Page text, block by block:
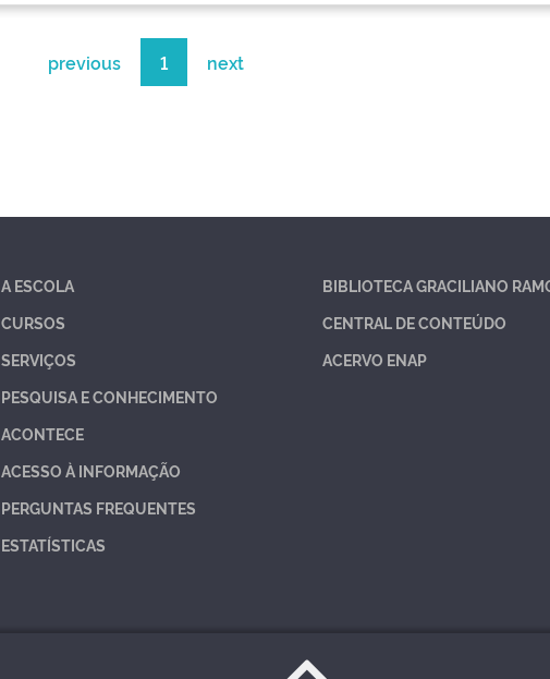
previous 1 next
A ESCOLA
CURSOS
SERVIÇOS
PESQUISA E CONHECIMENTO
ACONTECE
ACESSO À INFORMAÇÃO
PERGUNTAS FREQUENTES
ESTATÍSTICAS
BIBLIOTECA GRACILIANO
CENTRAL DE CONTEÚDO
ACERVO ENAP